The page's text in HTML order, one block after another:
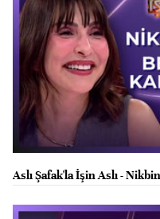
Aslı Şafak'la İşin Aslı -